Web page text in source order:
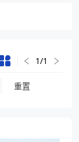
221360
烤箱袋
袋
1/1
重置